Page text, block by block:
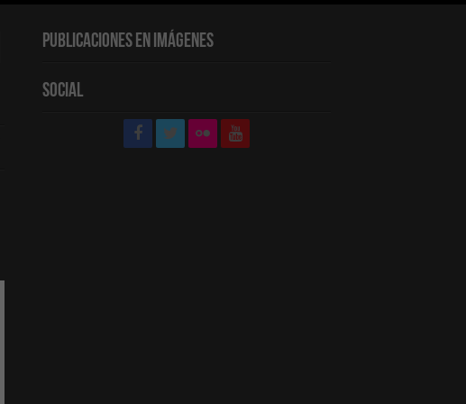
Publicaciones en Imágenes
Social